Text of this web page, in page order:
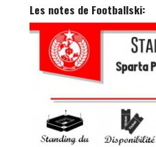
Les notes de Footballski: